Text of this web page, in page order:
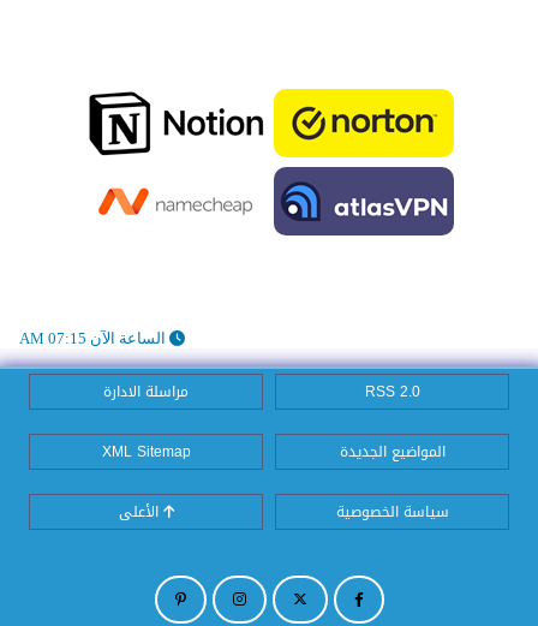
الساعة الآن 07:15 AM
RSS 2.0 مراسلة الادارة
المواضيع الجديدة XML Sitemap
سياسة الخصوصية الأعلى